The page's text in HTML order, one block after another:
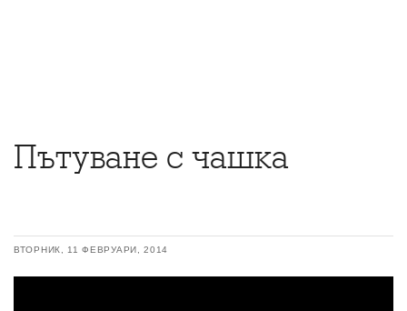
Пътуване с чашка
ВТОРНИК, 11 ФЕВРУАРИ, 2014